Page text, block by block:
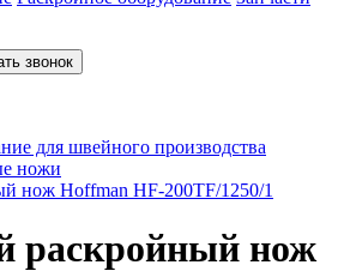
звонок
для швейного производства
ножи
нож Hoffman HF-200TF/1250/1
раскройный нож